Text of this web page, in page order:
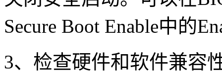
Secure Boot Enable中的
3、检查硬件和软件兼容